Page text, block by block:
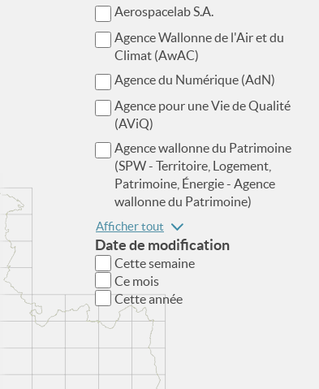
Aerospacelab S.A.
Agence Wallonne de l'Air et du
Climat (AwAC)
Agence du Numérique (AdN)
Agence pour une Vie de Qualité
(AViQ)
Agence wallonne du Patrimoine
(SPW - Territoire, Logement,
Patrimoine, Énergie - Agence
wallonne du Patrimoine)
Afficher tout
Date de modification
Cette semaine
Ce mois
Cette année